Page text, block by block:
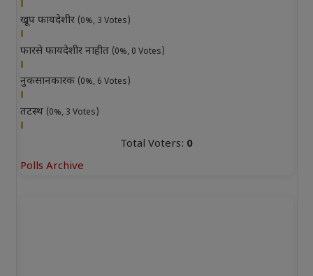
खूप फायदेशीर (0%, 3 Votes)
फारसे फायदेशीर नाहीत (0%, 0 Votes)
नुकसानकारक (0%, 6 Votes)
तटस्थ (0%, 3 Votes)
Total Voters: 0
Polls Archive